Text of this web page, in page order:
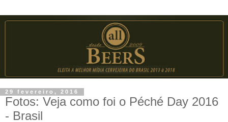
29 fevereiro, 2016
Fotos: Veja como foi o Péché Day 2016
- Brasil